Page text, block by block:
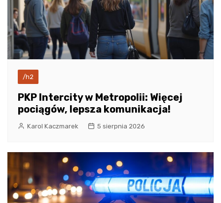
/h2
PKP Intercity w Metropolii: Więcej
pociągów, lepsza komunikacja!
Karol Kaczmarek 5 sierpnia 2026